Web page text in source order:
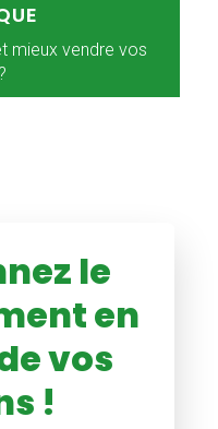
mieux vendre vos
le
en
vos
!